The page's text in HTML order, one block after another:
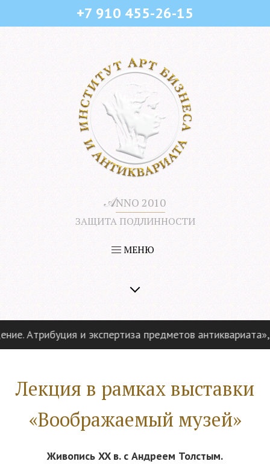
+7 910 455-26-15
𝒜NNO 2010
ЗАЩИТА ПОДЛИННОСТИ
МЕНЮ
Атрибуция и экспертиза предметов
Лекция в рамках выставки
«Воображаемый музей»
Живопись XX в. c Андреем Толстым.